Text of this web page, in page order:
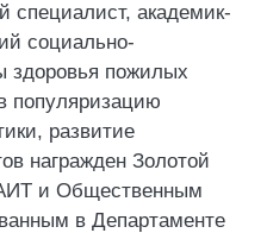
специалист, академик-
социально-
здоровья пожилых
популяризацию
развитие
награжден Золотой
и Общественным
в Департаменте